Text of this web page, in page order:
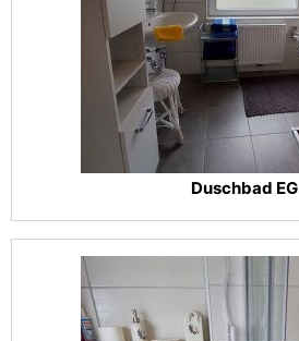
Duschbad EG